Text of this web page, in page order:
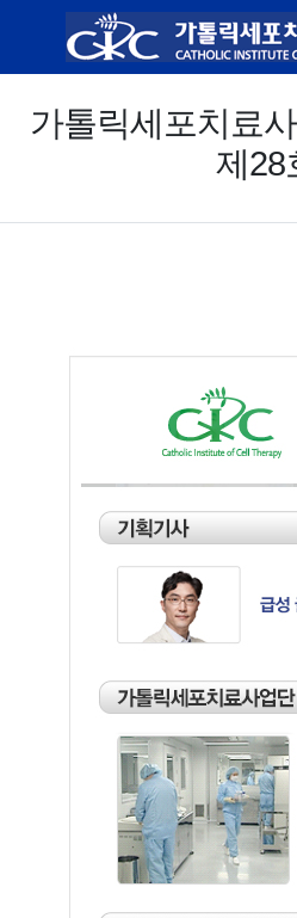
콘텐츠 바로가기
가톨릭세포치료
제28